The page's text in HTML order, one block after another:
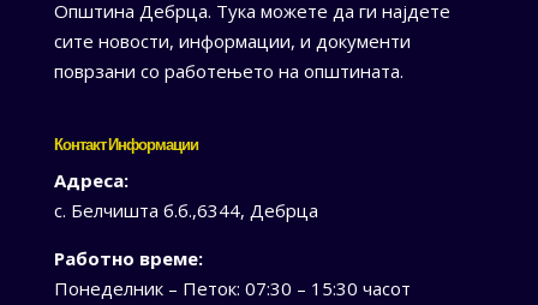
Општина Дебрца. Тука можете да ги најдете
сите новости, информации, и документи
поврзани со работењето на општината.
Контакт Информации
Адреса:
с. Белчишта б.б.,6344, Дебрца
Работно време:
Понеделник – Петок: 07:30 – 15:30 часот